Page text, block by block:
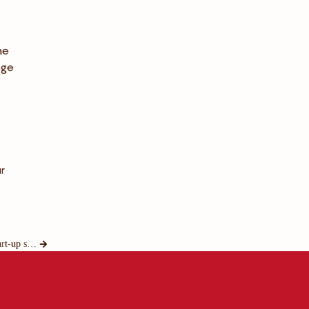
Le financement en royalties pour les start-up se généralise